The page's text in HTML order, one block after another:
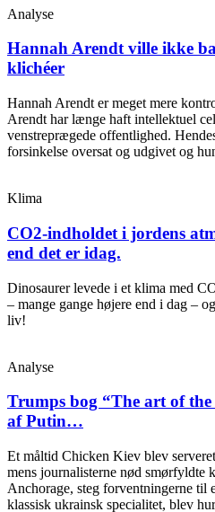
Analyse
Hannah Arendt ville ikke
klichéer
Hannah Arendt er meget mere
Arendt har længe haft intellektuel
venstreprægede offentlighed.
forsinkelse oversat og udgivet og
Klima
CO2-indholdet i jordens
end det er idag.
Dinosaurer levede i et klima med
– mange gange højere end i dag –
liv!
Analyse
Trumps bog “The art of
af Putin…
Et måltid Chicken Kiev blev
mens journalisterne nød smørfyldte
Anchorage, steg forventningerne til
klassisk ukrainsk specialitet, blev